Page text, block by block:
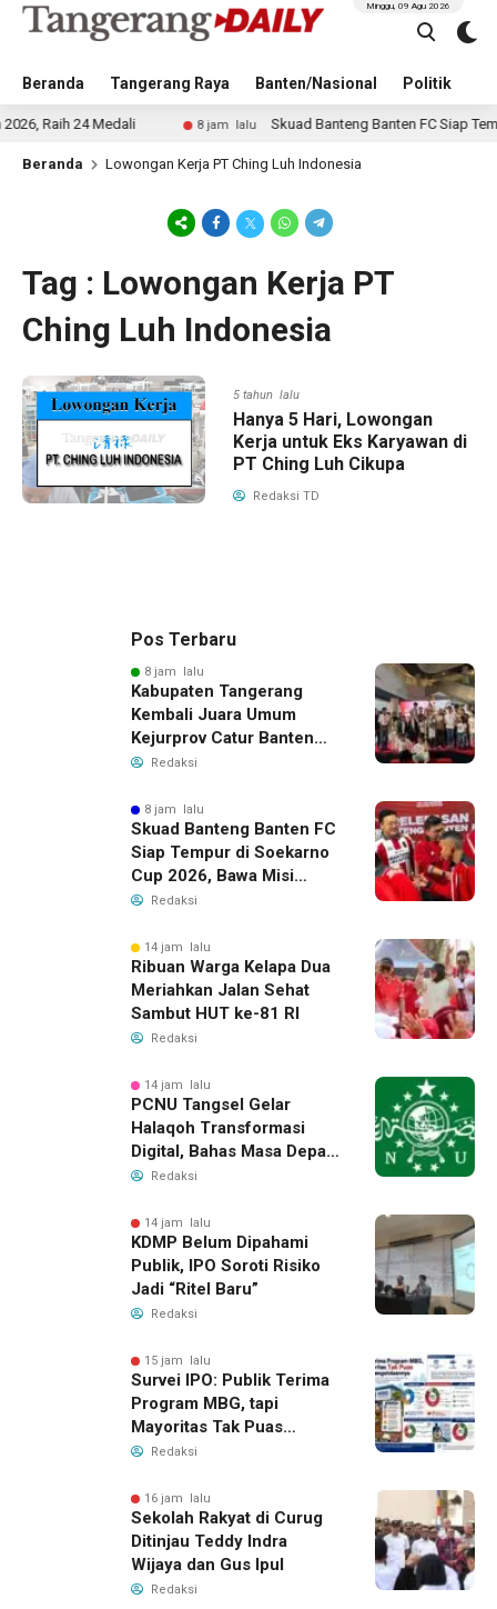
Beranda Tangerang Raya Banten/Nasional Politik
Minggu, 09 Agu 2026
Raih 24 Medali 8 jam lalu Skuad Banteng Banten FC Siap Tempur
Beranda Lowongan Kerja PT Ching Luh Indonesia
Tag : Lowongan Kerja PT
Ching Luh Indonesia
5 tahun lalu
Hanya 5 Hari, Lowongan
Kerja untuk Eks Karyawan di
PT Ching Luh Cikupa
Redaksi TD
Pos Terbaru
8 jam lalu
Kabupaten Tangerang
Kembali Juara Umum
Kejurprov Catur Banten
2026, Raih 24 Medali
Redaksi
8 jam lalu
Skuad Banteng Banten FC
Siap Tempur di Soekarno
Cup 2026, Bawa Misi
Harumkan Nama Banten
Redaksi
14 jam lalu
Ribuan Warga Kelapa Dua
Meriahkan Jalan Sehat
Sambut HUT ke-81 RI
Redaksi
14 jam lalu
PCNU Tangsel Gelar
Halaqoh Transformasi
Digital, Bahas Masa Depan
NU di Era Disrupsi
Redaksi
14 jam lalu
KDMP Belum Dipahami
Publik, IPO Soroti Risiko
Jadi “Ritel Baru”
Redaksi
15 jam lalu
Survei IPO: Publik Terima
Program MBG, tapi
Mayoritas Tak Puas
dengan Pengelolaannya
Redaksi
16 jam lalu
Sekolah Rakyat di Curug
Ditinjau Teddy Indra
Wijaya dan Gus Ipul
Redaksi